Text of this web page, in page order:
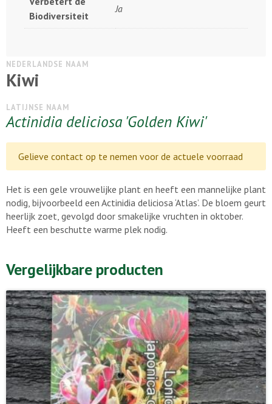
Biodiversiteit
Ja
NEDERLANDSE NAAM
Kiwi
LATIJNSE NAAM
Actinidia deliciosa 'Golden Kiwi'
Gelieve contact op te nemen voor de actuele voorraad
Het is een gele vrouwelijke plant en heeft een mannelijke plant
nodig, bijvoorbeeld een Actinidia deliciosa ‘Atlas’. De bloem geurt
heerlijk zoet, gevolgd door smakelijke vruchten in oktober.
Heeft een beschutte warme plek nodig.
Vergelijkbare producten